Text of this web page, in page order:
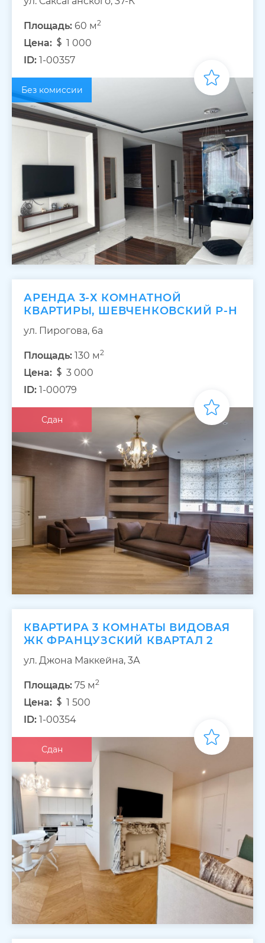
Площадь: 60 м2
Цена:
1 000
ID: 1-00357
Без комиссии
АРЕНДА 3-Х КОМНАТНОЙ
КВАРТИРЫ, ШЕВЧЕНКОВСКИЙ Р-Н
ул. Пирогова, 6а
Площадь: 130 м2
Цена:
3 000
ID: 1-00079
Сдан
КВАРТИРА 3 КОМНАТЫ ВИДОВАЯ
ЖК ФРАНЦУЗСКИЙ КВАРТАЛ 2
ул. Джона Маккейна, 3А
Площадь: 75 м2
Цена:
1 500
ID: 1-00354
Сдан